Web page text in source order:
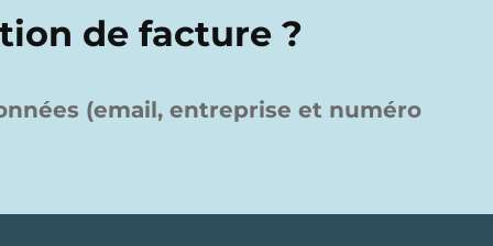
de facture ?
(email, entreprise et numéro